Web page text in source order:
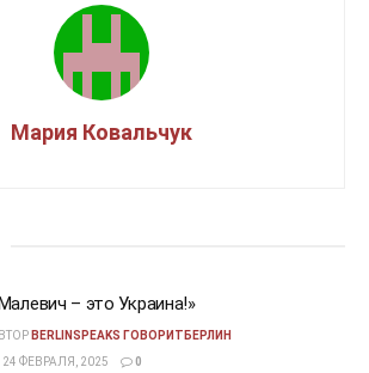
Мария Ковальчук
– это Украина!»
BERLINSPEAKS ГОВОРИТБЕРЛИН
24 ФЕВРАЛЯ, 2025
0